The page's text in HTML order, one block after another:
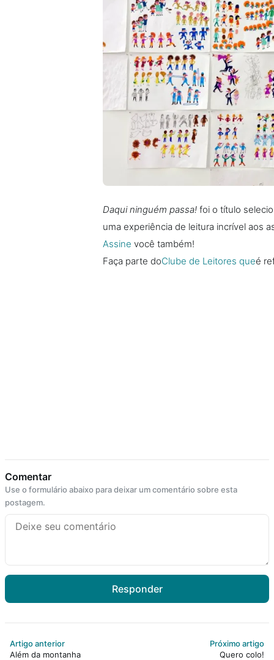
Daqui ninguém passa! foi o título
uma experiência de leitura incrível aos
Assine você também!
Faça parte doClube de Leitores queé
Comentar
Use o formulário abaixo para deixar um comentário sobre esta
postagem.
Responder
Artigo anterior
Além da montanha
Próximo artigo
Quero colo!